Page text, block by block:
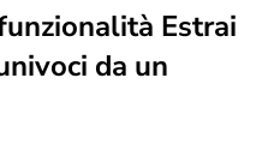
Estrai
da un